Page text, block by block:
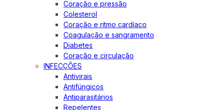
Coração e pressão
Colesterol
Coração e ritmo cardíaco
Coagulação e sangramento
Diabetes
Coração e circulação
INFECÇÕES
Antivirais
Antifúngicos
Antiparasitários
Repelentes